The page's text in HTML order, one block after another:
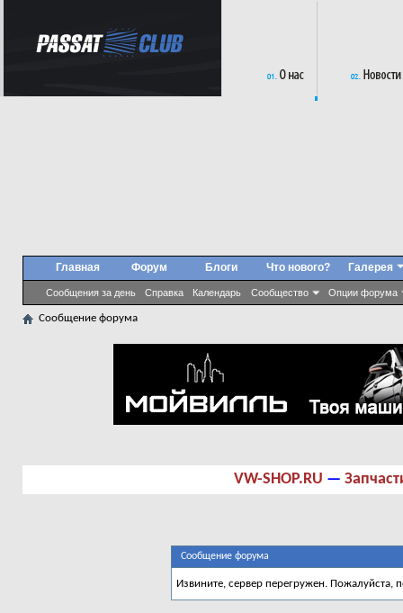
Главная Форум
Сообщения за день Справка Календарь Сообщество Опции форума
Блоги Что нового? Галерея
Сообщение форума
VW-SHOP.RU —
Сообщение форума
Извините, сервер перегружен. Пожалуйста,